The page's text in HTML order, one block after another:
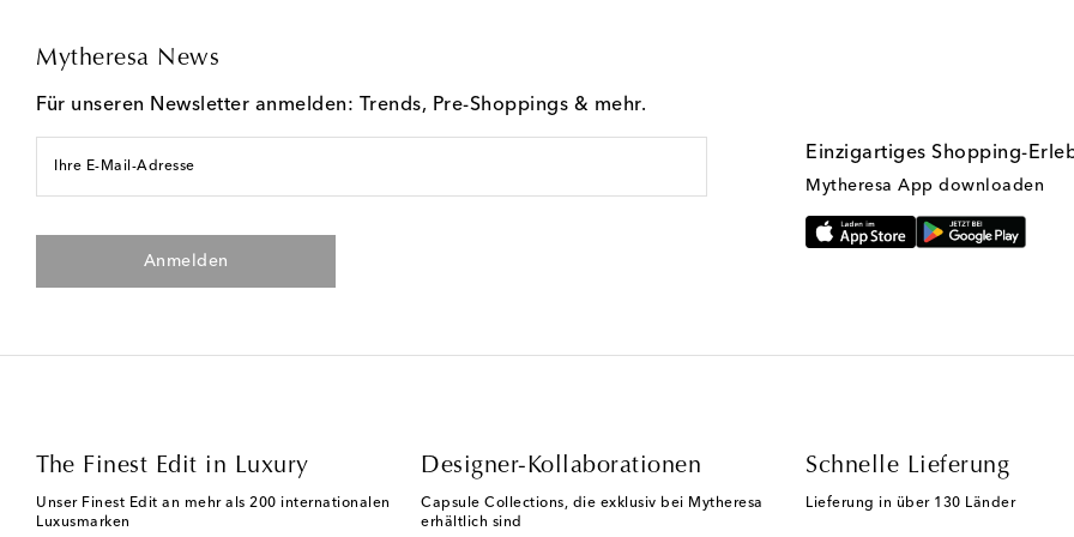
Mytheresa News
Für unseren Newsletter anmelden: Trends, Pre-Shoppings & mehr.
Ihre E-Mail-Adresse
Anmelden
Einzigartiges Shopping-
Mytheresa App downloaden
The Finest Edit in Luxury
Unser Finest Edit an mehr als 200 internationalen
Luxusmarken
Designer-Kollaborationen
Capsule Collections, die exklusiv bei Mytheresa
erhältlich sind
Schnelle Lieferung
Lieferung in über 130 Länder